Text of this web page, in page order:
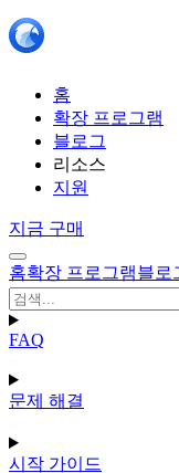
홈
확장 프로그램
블로그
리소스
지원
지금 구매
홈확장 프로그램블로
FAQ
문제 해결
시작 가이드